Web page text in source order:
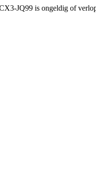
JQ99 is ongeldig of